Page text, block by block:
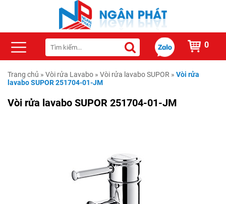
0
Trang chủ » Vòi rửa Lavabo » Vòi rửa lavabo SUPOR » Vòi rửa
lavabo SUPOR 251704-01-JM
Vòi rửa lavabo SUPOR 251704-01-JM